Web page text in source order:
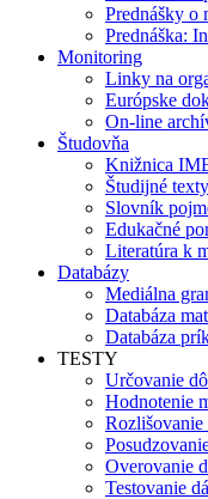
Prednášky o
Prednáška:
Monitoring
Linky na
Európske
On-line
Študovňa
Knižnica
Študijné texty
Slovník
Edukačné
Literatúra k
Databázy
Mediálna
Databáza
Databáza
TESTY
Určovanie
Hodnotenie
Rozlišovanie
Overovanie
Testovanie